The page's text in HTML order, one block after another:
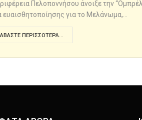
Πελοποννήσου άνοιξε την
ευαισθητοποίησης για το Μελάνωμα,…
ΠΕΡΙΣΣΌΤΕΡΑ...